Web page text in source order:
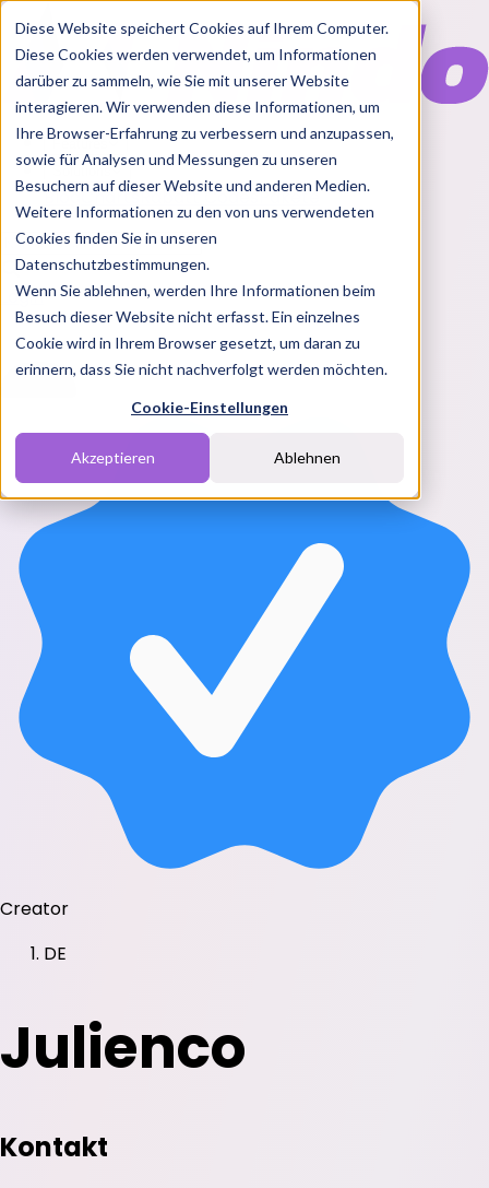
Diese Website speichert Cookies auf Ihrem Computer.
Diese Cookies werden verwendet, um Informationen
darüber zu sammeln, wie Sie mit unserer Website
interagieren. Wir verwenden diese Informationen, um
Ihre Browser-Erfahrung zu verbessern und anzupassen,
sowie für Analysen und Messungen zu unseren
Besuchern auf dieser Website und anderen Medien.
Weitere Informationen zu den von uns verwendeten
Cookies finden Sie in unseren
Datenschutzbestimmungen.
Wenn Sie ablehnen, werden Ihre Informationen beim
Besuch dieser Website nicht erfasst. Ein einzelnes
Cookie wird in Ihrem Browser gesetzt, um daran zu
erinnern, dass Sie nicht nachverfolgt werden möchten.
Cookie-Einstellungen
Akzeptieren Ablehnen
Features
Solutions
BlogChartsRabatt CodesPakete
Login
Creator
DE
Julienco
Kontakt